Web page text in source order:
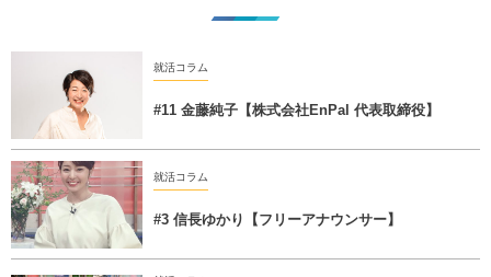
就活コラム
#11 金藤純子【株式会社EnPal 代表取締役】
就活コラム
#3 信長ゆかり【フリーアナウンサー】